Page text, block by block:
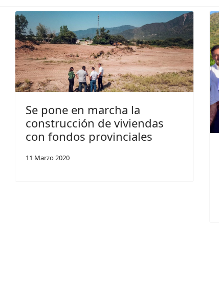
Se pone en marcha la
construcción de viviendas
con fondos provinciales
11 Marzo 2020